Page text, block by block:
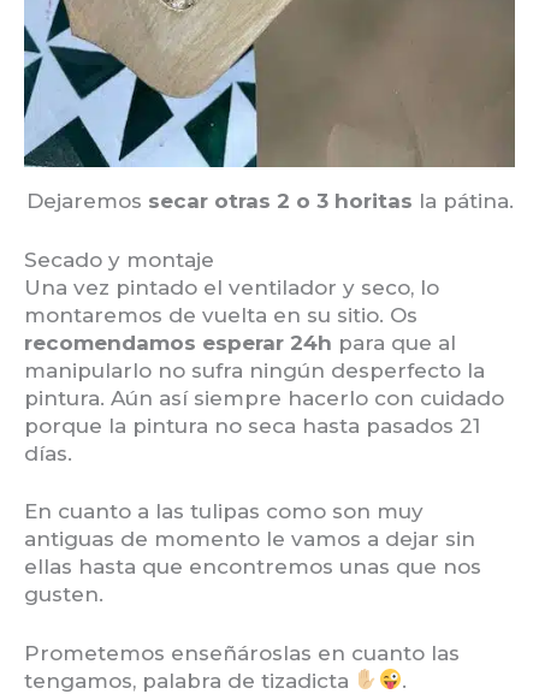
Dejaremos secar otras 2 o 3 horitas la pátina.
Secado y montaje
Una vez pintado el ventilador y seco, lo
montaremos de vuelta en su sitio. Os
recomendamos esperar 24h para que al
manipularlo no sufra ningún desperfecto la
pintura. Aún así siempre hacerlo con cuidado
porque la pintura no seca hasta pasados 21
días.
En cuanto a las tulipas como son muy
antiguas de momento le vamos a dejar sin
ellas hasta que encontremos unas que nos
gusten.
Prometemos enseñároslas en cuanto las
tengamos, palabra de tizadicta
.